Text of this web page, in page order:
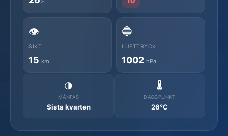
👁️
SIKT
15 km
🔵
LUFTTRYCK
1002 hPa
🌗
MÅNFAS
Sista kvarten
🌡️
DAGGPUNKT
26°C